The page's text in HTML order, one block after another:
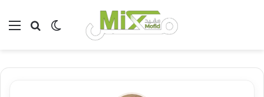
بحثالوضع